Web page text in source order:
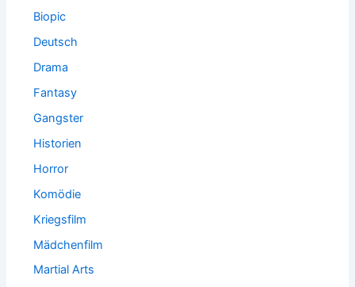
Biopic
Deutsch
Drama
Fantasy
Gangster
Historien
Horror
Komödie
Kriegsfilm
Mädchenfilm
Martial Arts